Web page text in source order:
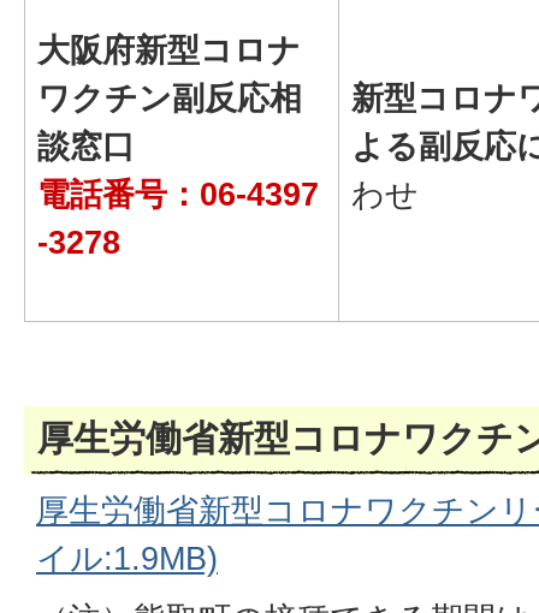
大阪府新型コロナ
ワクチン副反応相
談窓口
電話番号：06-4397
-3278
新型コロナ
よる副反応
わせ
厚生労働省新型コロナワクチ
厚生労働省新型コロナワクチン
イル:1.9MB)